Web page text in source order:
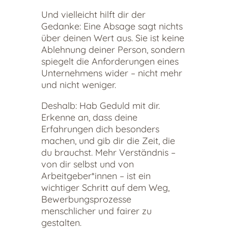
Und vielleicht hilft dir der
Gedanke: Eine Absage sagt nichts
über deinen Wert aus. Sie ist keine
Ablehnung deiner Person, sondern
spiegelt die Anforderungen eines
Unternehmens wider – nicht mehr
und nicht weniger.
Deshalb: Hab Geduld mit dir.
Erkenne an, dass deine
Erfahrungen dich besonders
machen, und gib dir die Zeit, die
du brauchst. Mehr Verständnis –
von dir selbst und von
Arbeitgeber*innen – ist ein
wichtiger Schritt auf dem Weg,
Bewerbungsprozesse
menschlicher und fairer zu
gestalten.